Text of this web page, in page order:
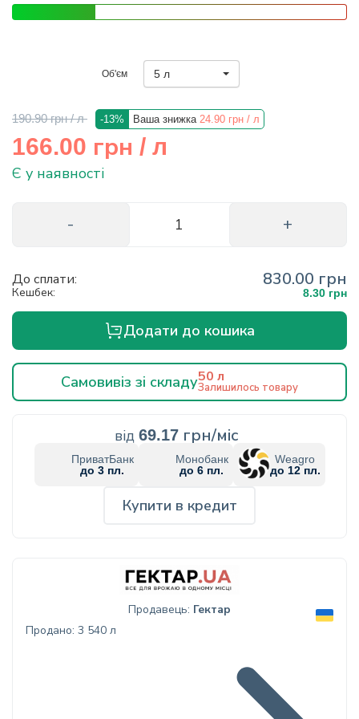
info@hectare.ua
Об'єм 5 л
190.90 грн / л -13% Ваша знижка 24.90 грн / л
166.00 грн / л
Є у наявності
До сплати: 830.00 грн
Кешбек: 8.30 грн
Додати до кошика
Самовивіз зі складу50 л
Залишилось товару
від 69.17грн/міс
ПриватБанк
до 3 пл.
Монобанк
до 6 пл.
Weagro
до 12 пл.
Купити в кредит
Продавець: Гектар
Продано: 3 540 л